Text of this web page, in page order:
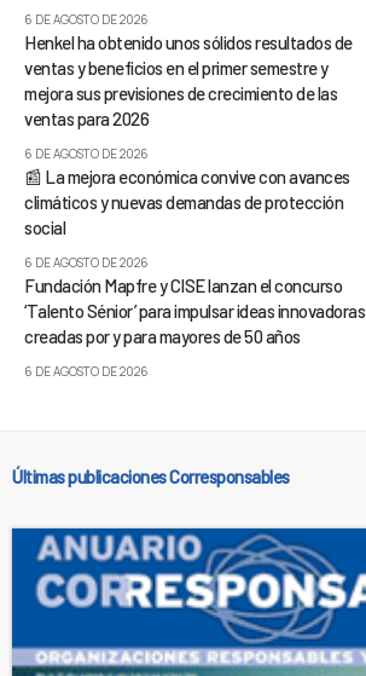
6 DE AGOSTO DE 2026
Henkel ha obtenido unos sólidos resultados de
ventas y beneficios en el primer semestre y
mejora sus previsiones de crecimiento de las
ventas para 2026
6 DE AGOSTO DE 2026
📰 La mejora económica convive con avances
climáticos y nuevas demandas de protección
social
6 DE AGOSTO DE 2026
Fundación Mapfre y CISE lanzan el concurso
‘Talento Sénior’ para impulsar ideas innovadoras
creadas por y para mayores de 50 años
6 DE AGOSTO DE 2026
Últimas publicaciones Corresponsables